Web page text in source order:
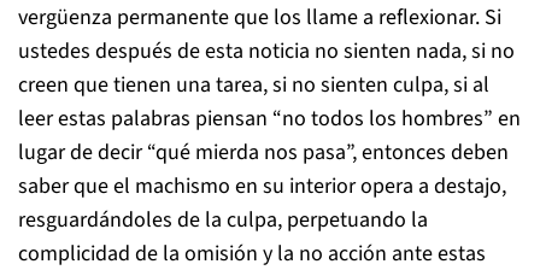
vergüenza permanente que los llame a reflexionar. Si
ustedes después de esta noticia no sienten nada, si no
creen que tienen una tarea, si no sienten culpa, si al
leer estas palabras piensan “no todos los hombres” en
lugar de decir “qué mierda nos pasa”, entonces deben
saber que el machismo en su interior opera a destajo,
resguardándoles de la culpa, perpetuando la
complicidad de la omisión y la no acción ante estas